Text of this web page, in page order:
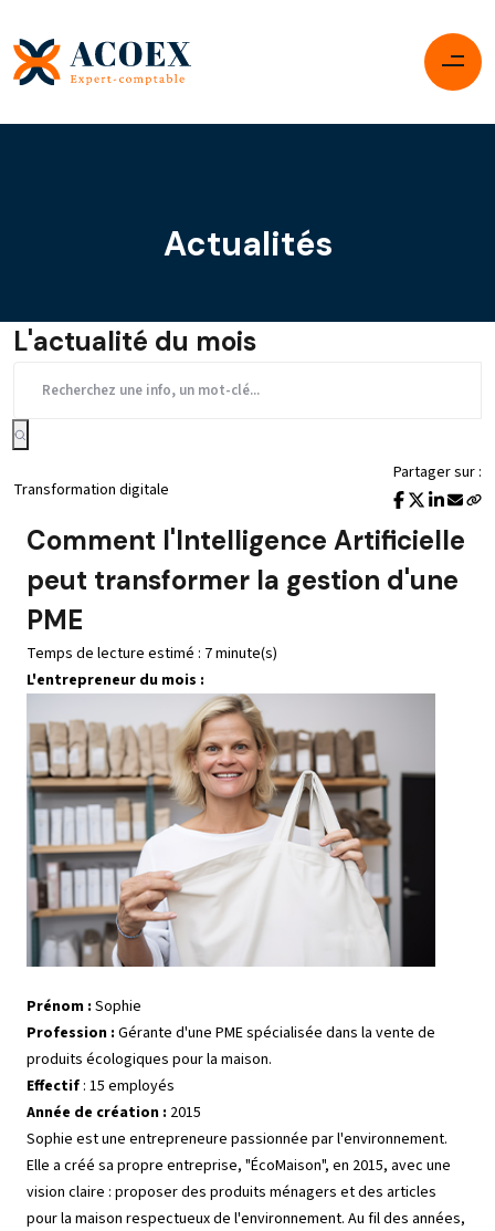
Actualités
L'actualité du mois
Transformation digitale
Partager sur :
Comment l'Intelligence Artificielle
peut transformer la gestion d'une
PME
Temps de lecture estimé : 7 minute(s)
L'entrepreneur du mois :
Prénom : Sophie
Profession : Gérante d'une PME spécialisée dans la vente de
produits écologiques pour la maison.
Effectif : 15 employés
Année de création : 2015
Sophie est une entrepreneure passionnée par l'environnement.
Elle a créé sa propre entreprise, "ÉcoMaison", en 2015, avec une
vision claire : proposer des produits ménagers et des articles
pour la maison respectueux de l'environnement. Au fil des années,